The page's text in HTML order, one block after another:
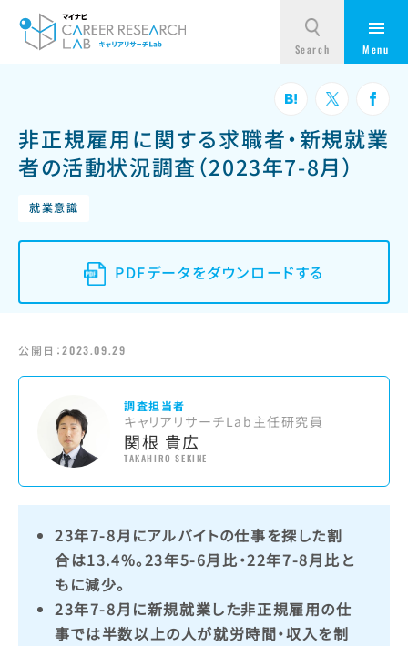
非正規雇用に関する求職者・新規就業
者の活動状況調査（2023年7-8月）
就業意識
PDFデータをダウンロードする
公開日：2023.09.29
調査担当者
キャリアリサーチLab主任研究員
関根 貴広
TAKAHIRO SEKINE
23年7-8月にアルバイトの仕事を探した割
合は13.4%。23年5-6月比・22年7-8月比と
もに減少。
23年7-8月に新規就業した非正規雇用の仕
事では半数以上の人が就労時間・収入を制